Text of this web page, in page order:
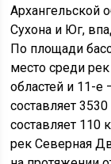
Архангельской
Сухона и Юг,
По площади
место среди
областей и 11-
составляет
составляет 110
рек Северная